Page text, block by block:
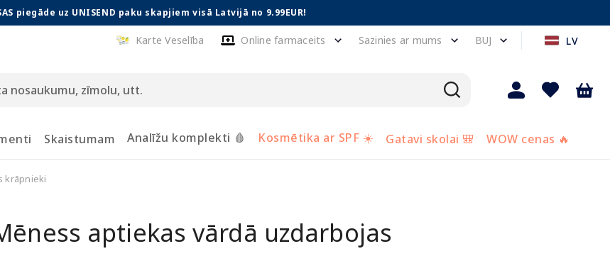
piegāde uz UNISEND paku skapjiem visā Latvijā no 9.99EUR!
Karte Veselība Online farmaceits Sazinies ar mums BUJ LV
Skaistumam Analīžu komplekti 🩸 Kosmētika ar SPF ☀️ Gatavi skolai 🎒 WOW cenas 🔥
krāpnieki
aptiekas vārdā uzdarbojas